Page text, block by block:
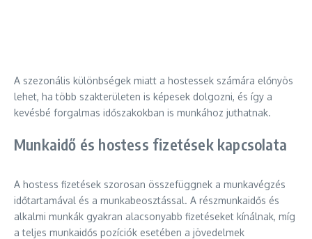
A szezonális különbségek miatt a hostessek számára előnyös
lehet, ha több szakterületen is képesek dolgozni, és így a
kevésbé forgalmas időszakokban is munkához juthatnak.
Munkaidő és hostess fizetések kapcsolata
A hostess fizetések szorosan összefüggnek a munkavégzés
időtartamával és a munkabeosztással. A részmunkaidős és
alkalmi munkák gyakran alacsonyabb fizetéseket kínálnak, míg
a teljes munkaidős pozíciók esetében a jövedelmek